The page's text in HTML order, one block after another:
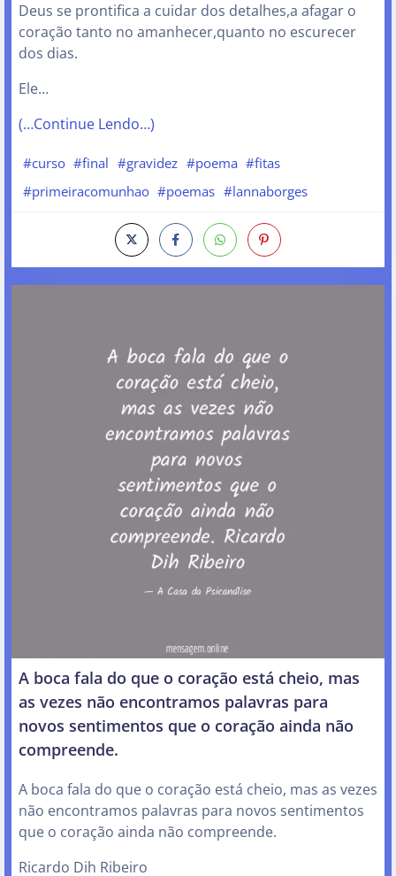
Deus se prontifica a cuidar dos detalhes,a afagar o
coração tanto no amanhecer,quanto no escurecer
dos dias.
Ele…
(…Continue Lendo…)
#curso #final #gravidez #poema #fitas
#primeiracomunhao #poemas #lannaborges
A boca fala do que o coração está cheio, mas
as vezes não encontramos palavras para
novos sentimentos que o coração ainda não
compreende.
A boca fala do que o coração está cheio, mas as vezes
não encontramos palavras para novos sentimentos
que o coração ainda não compreende.
Ricardo Dih Ribeiro